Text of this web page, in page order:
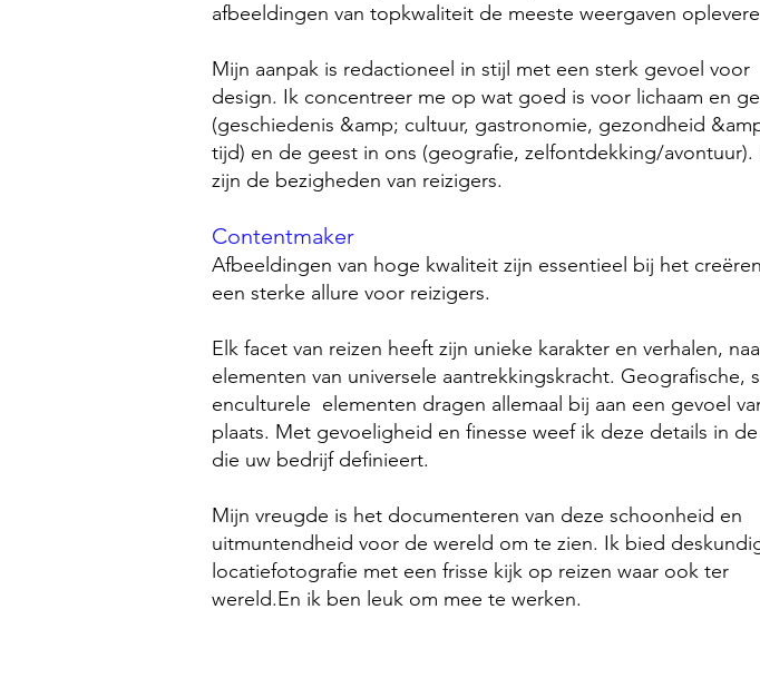
afbeeldingen van topkwaliteit de meeste weergaven
Mijn aanpak is redactioneel in stijl met een sterk gevoel voor
design. Ik concentreer me op wat goed is voor lichaam en
(geschiedenis &amp; cultuur, gastronomie, gezondheid
tijd) en de geest in ons (geografie, zelfontdekking/avontuur).
zijn de bezigheden van reizigers.
Contentmaker
Afbeeldingen van hoge kwaliteit zijn essentieel bij het
een sterke allure voor reizigers.
Elk facet van reizen heeft zijn unieke karakter en verhalen,
elementen van universele aantrekkingskracht. Geografische,
enculturele elementen dragen allemaal bij aan een gevoel
plaats. Met gevoeligheid en finesse weef ik deze details in
die uw bedrijf definieert.
Mijn vreugde is het documenteren van deze schoonheid en
uitmuntendheid voor de wereld om te zien. Ik bied
locatiefotografie met een frisse kijk op reizen waar ook ter
wereld.En ik ben leuk om mee te werken.